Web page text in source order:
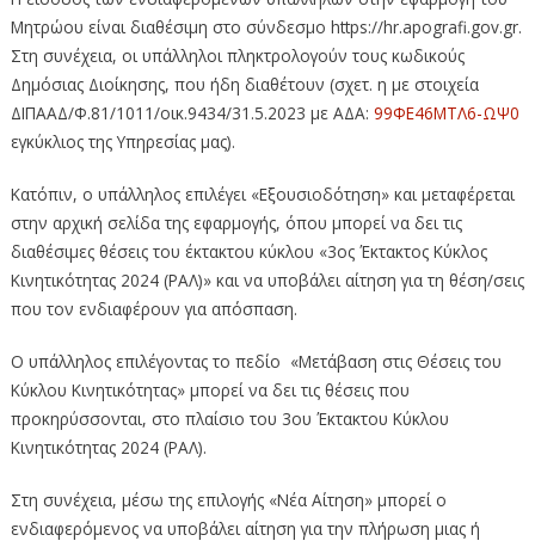
Μητρώου είναι διαθέσιμη στο σύνδεσμο https://hr.apografi.gov.gr.
Στη συνέχεια, οι υπάλληλοι πληκτρολογούν τους κωδικούς
Δημόσιας Διοίκησης, που ήδη διαθέτουν (σχετ. η με στοιχεία
ΔΙΠΑΑΔ/Φ.81/1011/οικ.9434/31.5.2023 με ΑΔΑ: 99ΦΕ46ΜΤΛ6-ΩΨ0
εγκύκλιος της Υπηρεσίας μας).
Κατόπιν, ο υπάλληλος επιλέγει «Εξουσιοδότηση» και μεταφέρεται
στην αρχική σελίδα της εφαρμογής, όπου μπορεί να δει τις
διαθέσιμες θέσεις του έκτακτου κύκλου «3ος Έκτακτος Κύκλος
Κινητικότητας 2024 (ΡΑΛ)» και να υποβάλει αίτηση για τη θέση/σεις
που τον ενδιαφέρουν για απόσπαση.
Ο υπάλληλος επιλέγοντας το πεδίο «Μετάβαση στις Θέσεις του
Κύκλου Κινητικότητας» μπορεί να δει τις θέσεις που
προκηρύσσονται, στο πλαίσιο του 3ου Έκτακτου Κύκλου
Κινητικότητας 2024 (ΡΑΛ).
Στη συνέχεια, μέσω της επιλογής «Νέα Αίτηση» μπορεί ο
ενδιαφερόμενος να υποβάλει αίτηση για την πλήρωση μιας ή